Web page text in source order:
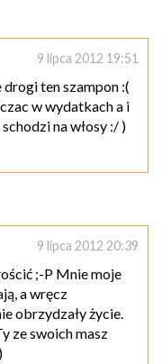
9 lipca 2012 19:51
ten szampon :(
w wydatkach a i
na włosy :/ )
9 lipca 2012 20:39
;-P Mnie moje
a wręcz
obrzydzały życie.
ze swoich masz